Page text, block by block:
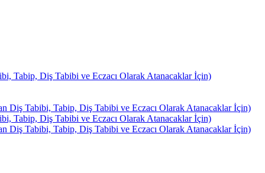
Tabip, Diş Tabibi ve Eczacı Olarak Atanacaklar İçin)
Diş Tabibi, Tabip, Diş Tabibi ve Eczacı Olarak Atanacaklar İçin)
Tabip, Diş Tabibi ve Eczacı Olarak Atanacaklar İçin)
Diş Tabibi, Tabip, Diş Tabibi ve Eczacı Olarak Atanacaklar İçin)